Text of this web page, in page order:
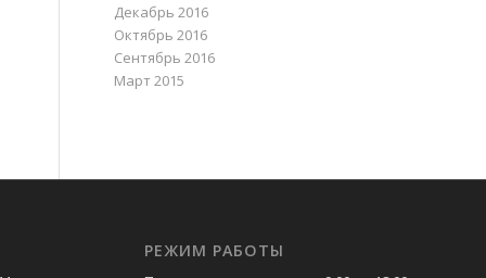
Декабрь 2016
Октябрь 2016
Сентябрь 2016
Март 2015
РЕЖИМ РАБОТЫ